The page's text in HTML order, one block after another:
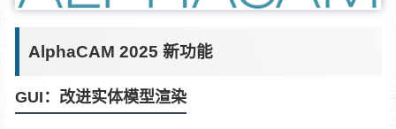
AlphaCAM 2025 新功能
GUI：改进实体模型渲染